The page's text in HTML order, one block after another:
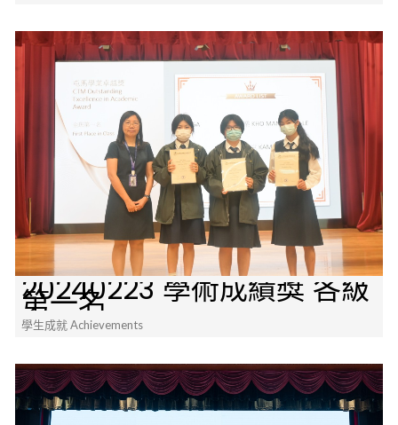
20240223 學術成績獎 各級
第一名
學生成就 Achievements